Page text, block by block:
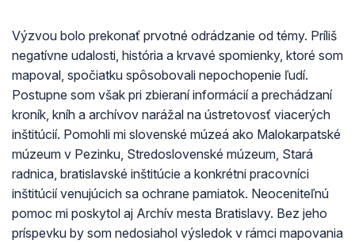
Výzvou bolo prekonať prvotné odrádzanie od témy. Príliš
negatívne udalosti, história a krvavé spomienky, ktoré som
mapoval, spočiatku spôsobovali nepochopenie ľudí.
Postupne som však pri zbieraní informácií a prechádzaní
kroník, kníh a archívov narážal na ústretovosť viacerých
inštitúcií. Pomohli mi slovenské múzeá ako Malokarpatské
múzeum v Pezinku, Stredoslovenské múzeum, Stará
radnica, bratislavské inštitúcie a konkrétni pracovníci
inštitúcií venujúcich sa ochrane pamiatok. Neoceniteľnú
pomoc mi poskytol aj Archív mesta Bratislavy. Bez jeho
príspevku by som nedosiahol výsledok v rámci mapovania